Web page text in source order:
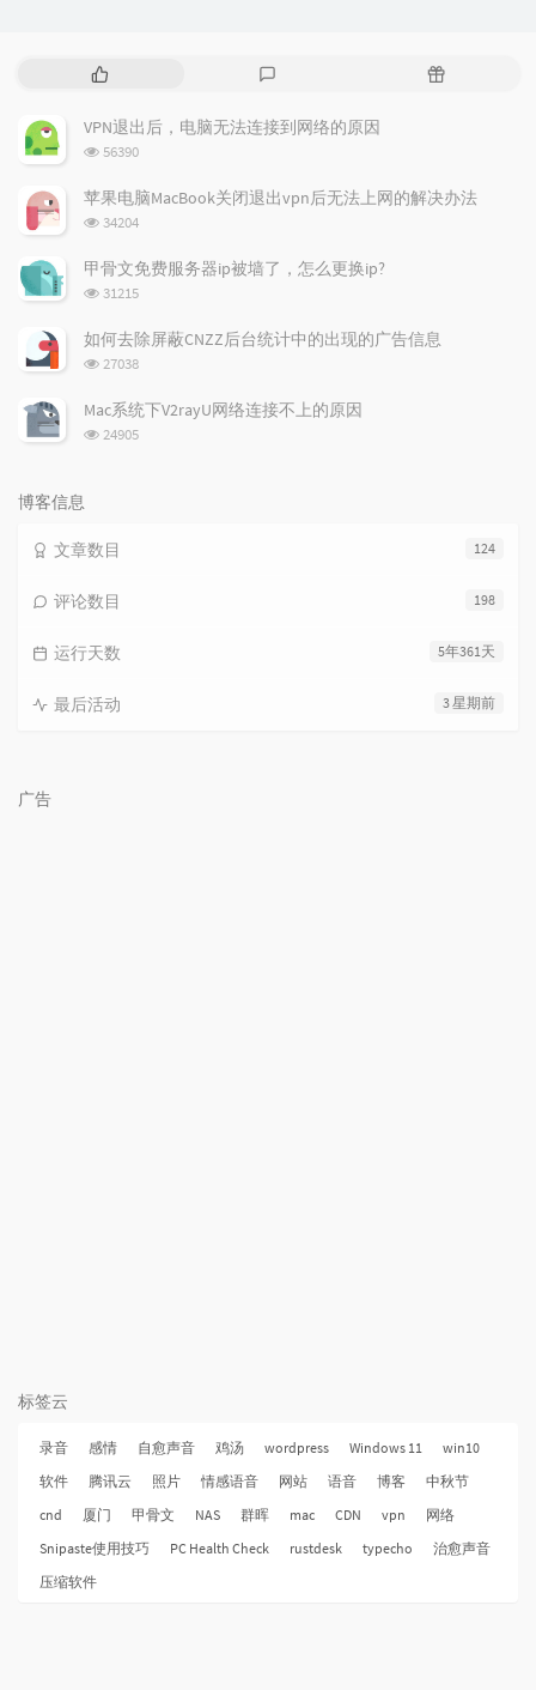
热
文
章
评
论
随
VPN退出后，电脑无法连接到网络的原因
浏
次
数:
56390
苹果电脑MacBook关闭退出vpn后无法上网的解决办法
浏
次
数:
34204
甲骨文免费服务器ip被墙了，怎么更换ip?
浏
次
数:
31215
如何去除屏蔽CNZZ后台统计中的出现的广告信息
浏
次
数:
27038
Mac系统下V2rayU网络连接不上的原因
浏
24905
博客信息
124
文章数目
198
评论数目
5年361天
运行天数
3 星期前
最后活动
广告
标签云
录音 感情 自愈声音 鸡汤 wordpress Windows 11
win10
软件
腾讯云 照片 情感语音 网站 语音 博客
中秋节
cnd
厦门 甲骨文 NAS 群晖 mac CDN vpn
网络
Snipaste使用技巧
PC Health Check rustdesk typecho
治愈声音
压缩软件